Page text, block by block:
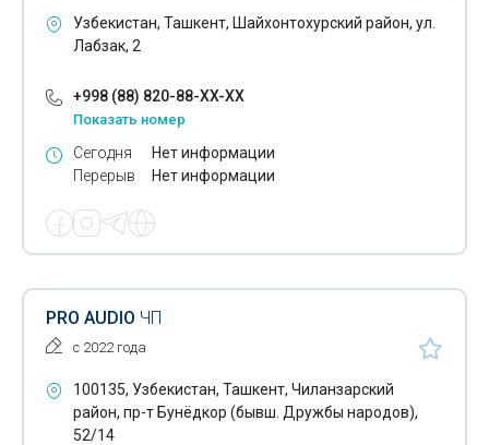
Системы контроля доступа
Солнечные низковольтные системы
Солнечные прожекторы
Солнечные фонари
Стабилизаторы напряжения переменного тока
Трансформаторы
Фитолампы для растений
Частотные преобразователи
Щиты пожарной сигнализации
Узбекистан, Ташкент, Шайхонтохурский район, ул.
Лабзак, 2
+998 (88) 820-88-XX-XX
Показать номер
Сегодня
Перерыв
Нет информации
Нет информации
PRO AUDIO ЧП
с 2022 года
100135, Узбекистан, Ташкент, Чиланзарский
район, пр-т Бунёдкор (бывш. Дружбы народов),
52/14